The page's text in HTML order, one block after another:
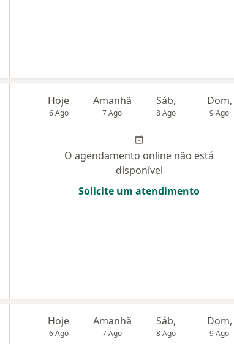
Hoje
6 Ago
Amanhã
7 Ago
Sáb,
8 Ago
Dom,
9 Ago
O agendamento online não está
disponível
Solicite um atendimento
Hoje
6 Ago
Amanhã
7 Ago
Sáb,
8 Ago
Dom,
9 Ago